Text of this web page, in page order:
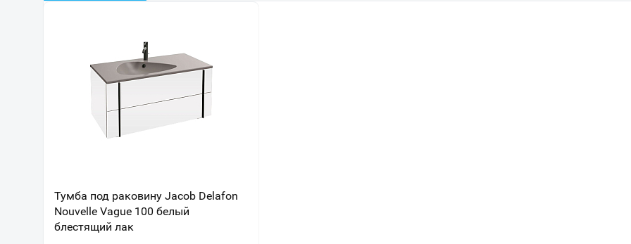
Тумба под раковину Jacob Delafon
Nouvelle Vague 100 белый
блестящий лак